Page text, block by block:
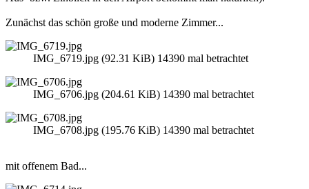
Zunächst das schön große und moderne Zimmer...
IMG_6719.jpg (92.31 KiB) 14390 mal betrachtet
IMG_6706.jpg (204.61 KiB) 14390 mal betrachtet
IMG_6708.jpg (195.76 KiB) 14390 mal betrachtet
mit offenem Bad...